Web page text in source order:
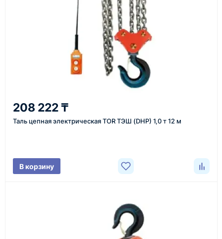
Казахстан и СНГ
доставка оборудования в разные города и
регионы
средний срок доставки по большинству поставок
проверка товара перед отправкой клиенту
Документы
счёт, договор, накладные и сопроводительные
материалы
208 222 ₸
Таль цепная электрическая TOR ТЭШ (DHP) 1,0 т 12 м
В корзину